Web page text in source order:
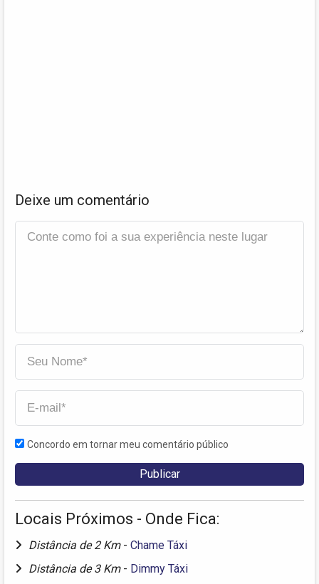
Deixe um comentário
Concordo em tornar meu comentário público
Locais Próximos - Onde Fica:
Distância de 2 Km - Chame Táxi
Distância de 3 Km - Dimmy Táxi